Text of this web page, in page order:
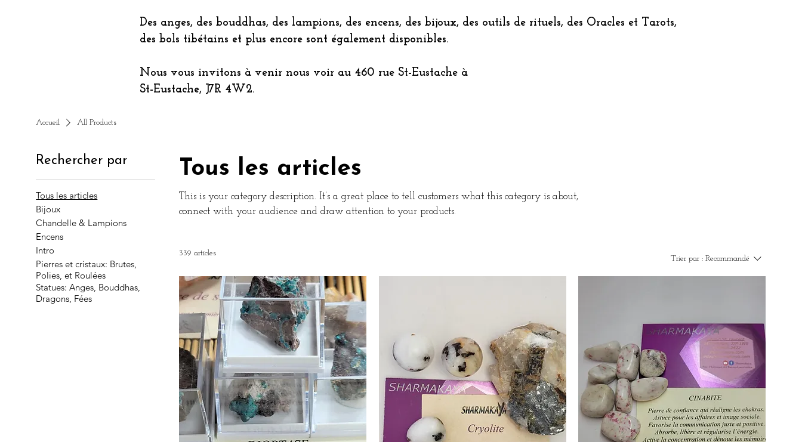
Des anges, des bouddhas, des lampions, des encens, des bijoux, des outils de rituels, des Oracles et Tarots,
des bols tibétains et plus encore sont également disponibles.
Nous vous invitons à venir nous voir au 460 rue St-Eustache à
St-Eustache, J7R 4W2.
Accueil All Products
Rechercher par
Tous les articles
Bijoux
Chandelle & Lampions
Encens
Intro
Pierres et cristaux: Brutes,
Polies, et Roulées
Statues: Anges, Bouddhas,
Dragons, Fées
Tous les articles
This is your category description. It’s a great place to tell customers what this category is about,
connect with your audience and draw attention to your products.
339 articles
Trier par : Recommandé